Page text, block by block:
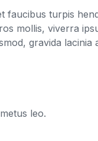
faucibus turpis
mollis, viverra
gravida lacinia
leo.